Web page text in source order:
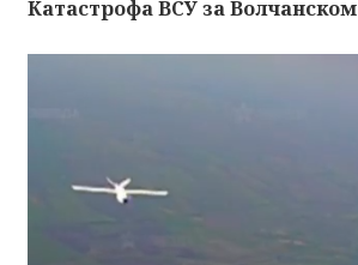
Катастрофа ВСУ за Волчанском